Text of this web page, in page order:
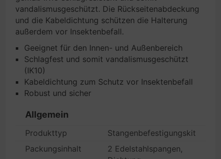
vandalismusgeschützt. Die Rückseitenabdeckung
und die Kabeldichtung schützen die Halterung
außerdem vor Insektenbefall.
Geeignet für den Innen- und Außenbereich
Schlagfest und somit vandalismusgeschützt
(IK10)
Kabeldichtung zum Schutz vor Insektenbefall
Robust und sicher
Allgemein
Produkttyp
Stangenbefestigungskit
Packungsinhalt
2 Edelstahlspangen,